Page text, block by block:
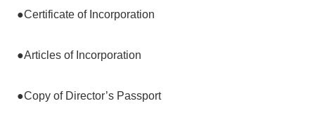
●Certificate of Incorporation
●Articles of Incorporation
●Copy of Director’s Passport